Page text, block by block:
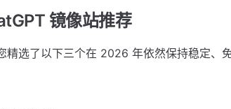
镜像站推荐
精选了以下三个在 2026 年依然保持稳定、